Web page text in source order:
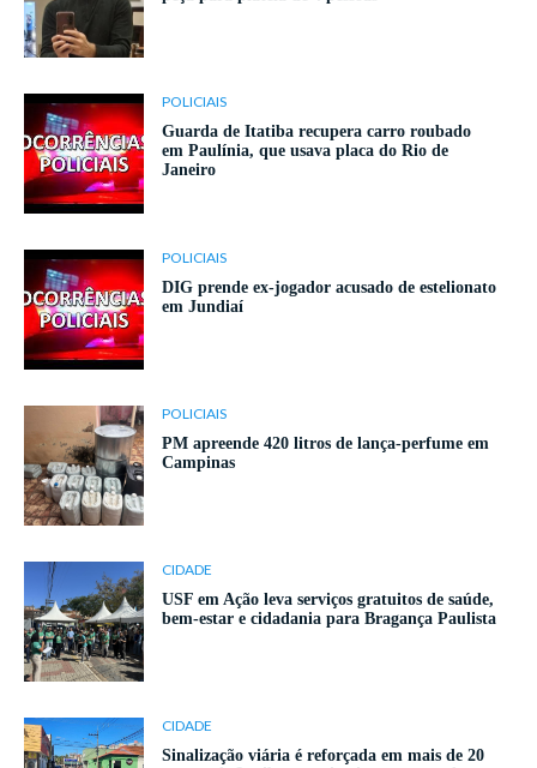
POLICIAIS
Guarda de Itatiba recupera carro roubado
em Paulínia, que usava placa do Rio de
Janeiro
POLICIAIS
DIG prende ex-jogador acusado de estelionato
em Jundiaí
POLICIAIS
PM apreende 420 litros de lança-perfume em
Campinas
CIDADE
USF em Ação leva serviços gratuitos de saúde,
bem-estar e cidadania para Bragança Paulista
CIDADE
Sinalização viária é reforçada em mais de 20